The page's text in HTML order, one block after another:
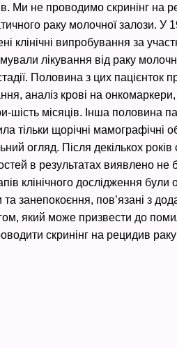
Ми не проводимо скринінг на
раку молочної залози. У
клінічні випробування за
лікування від раку
Половина з цих пацієнток
аналіз крові на
шість місяців. Інша половина
тільки щорічні мамографічні
огляд. Після декількох
в результатах виявлено не
клінічного дослідження були
та занепокоєння, пов’язані з
який може призвести до
скринінг на рецидив